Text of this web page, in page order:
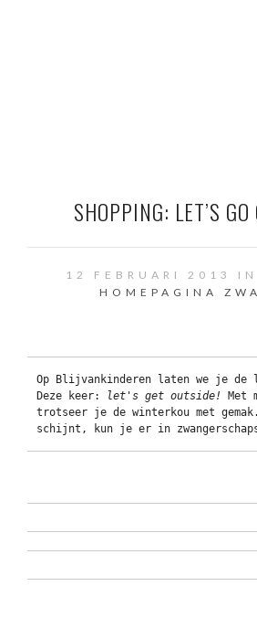
SHOPPING: LET’S
12 FEBRUARI 2013 IN
HOMEPAGINA
Op Blijvankinderen laten we je
Deze keer:
let's get outside!
Met
trotseer je de winterkou met
schijnt, kun je er in